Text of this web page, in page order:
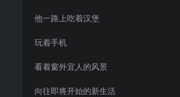
他一路上吃着汉堡
玩着手机
看着窗外宜人的风景
向往即将开始的新生活